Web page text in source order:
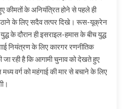
कीमतों के अनियंत्रित होने से पहले ही
के लिए सदैव तत्पर दिखे। रूस-यूक्रेन
के दौरान ही इसराइल-हमास के बीच युद्ध
नियंत्रण के लिए कारगर रणनीतिक
रही है कि आगामी चुनाव को देखते हुए
वर्ग को महंगाई की मार से बचाने के लिए